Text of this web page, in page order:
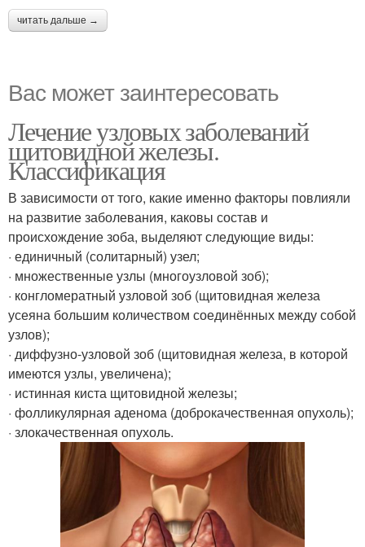
читать дальше →
Вас может заинтересовать
Лечение узловых заболеваний
щитовидной железы.
Классификация
В зависимости от того, какие именно факторы повлияли
на развитие заболевания, каковы состав и
происхождение зоба, выделяют следующие виды:
· единичный (солитарный) узел;
· множественные узлы (многоузловой зоб);
· конгломератный узловой зоб (щитовидная железа
усеяна большим количеством соединённых между собой
узлов);
· диффузно-узловой зоб (щитовидная железа, в которой
имеются узлы, увеличена);
· истинная киста щитовидной железы;
· фолликулярная аденома (доброкачественная опухоль);
· злокачественная опухоль.